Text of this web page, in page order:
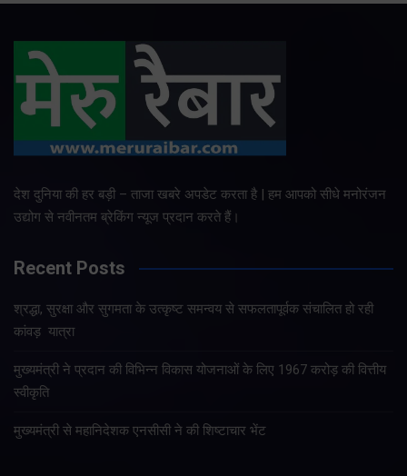
देश दुनिया की हर बड़ी – ताजा खबरे अपडेट करता है | हम आपको सीधे मनोरंजन
उद्योग से नवीनतम ब्रेकिंग न्यूज प्रदान करते हैं।
Recent Posts
श्रद्धा, सुरक्षा और सुगमता के उत्कृष्ट समन्वय से सफलतापूर्वक संचालित हो रही
कांवड़ यात्रा
मुख्यमंत्री ने प्रदान की विभिन्न विकास योजनाओं के लिए 1967 करोड़ की वित्तीय
स्वीकृति
मुख्यमंत्री से महानिदेशक एनसीसी ने की शिष्टाचार भेंट